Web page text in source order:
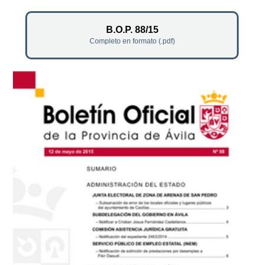
B.O.P. 88/15
Completo en formato (.pdf)